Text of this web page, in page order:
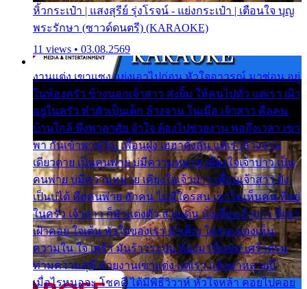
หิ้วกระเป๋า | แสงสุรีย์ รุ่งโรจน์ - แย่งกระเป๋า | เตือนใจ บุญ
พระรักษา (ซาวด์ดนตรี) (KARAOKE)
11 views • 03.08.2569
งานแต่ง เขาแซง แย่งเอาไปก่อน หัวใจอาวรณ์ มาซ่อน อยู่
ในห้องครัว ข้างนอกเจ้าสาว ส่งยิ้ม ให้คนไปทั่ว แต่เรา เฝ้า
อยู่ในครัว ทำตัวเป็นเด็ก ล้างจาน ในเมื่อ เจ้าสาว คือคน
บ้านใกล้ พึ่งพาอาศัย จำใจ ต้องไปช่วยงาน พอถึงเวลา เขา
พา กันเข้าพาขวัญ เพื่อนฝูง เฮฮาดังลั่น แต่เราล้างจาน
เดียวดาย เป็นคนพ่าย บ่มีความหมาย เคียงใจเจ้าบ่าว เป็น
คนพ่าย บ่มีความหมาย เคียงใจเจ้าบ่าว เพื่อนเจ้าสาว ยัง
เป็นบ่ได้ คือคนพ่าย ฮักคน ไม่มีใครสน เขาไม่เห็นคน ที่อยู่
ในครัว เจ้าสาว ก็มัวแต่งตัว สวยเด่น นั่งเคียงเจ้าบ่าว ที่เขา
เฝ้าคอย ใจเต้น หัวใจของเรา ลำเค็ญ ใครจะมองเห็น
ความใน ใจ เศร้า มันร้าวระบม ต้องมาขื่นขม เศร้าตรม
ท่ามความสุขี ช่วยงานเขาแต่ง แต่เรา แล้งมาหลายปี
เมื่อไรหนอจะ โชคดี ได้มีพิธีวิวาห์ หัวใจหล้า คอยไปคอย